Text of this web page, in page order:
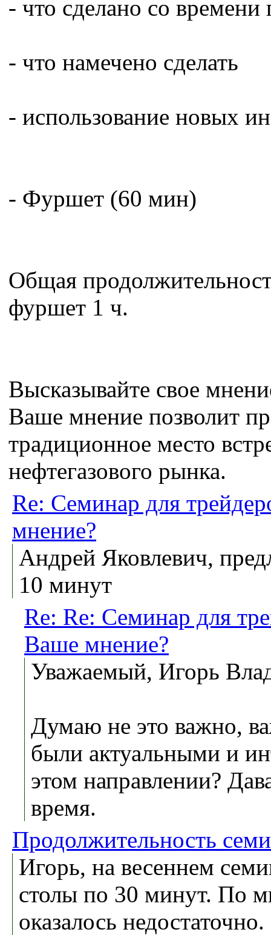
- что сделано со времени
- что намечено сделать
- использование новых
- Фуршет (60 мин)
Общая
фуршет 1 ч.
Высказывайте свое
Ваше мнение позволит
традиционное место
нефтегазового рынка.
Re: Семинар для
мнение?
Андрей Яковлевич,
10 минут
Re: Re: Семинар для
Ваше мнение?
Уважаемый, Игорь
Думаю не это важно,
были актуальными и
этом направлении?
время.
Продолжительность
Игорь, на весеннем
столы по 30 минут. По
оказалось недостаточно.